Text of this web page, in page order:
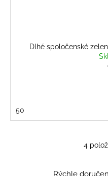
Dlhé spoločenské
50
4
Rýchle